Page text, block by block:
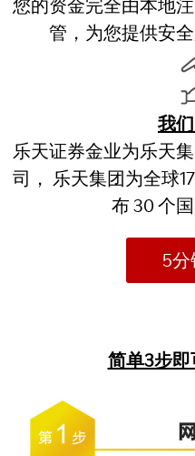
您的资金完全由本地
管，为您提供安
我
乐天证券金业为乐天
司， 乐天集团为全球
布 30 个
5
简单3步即